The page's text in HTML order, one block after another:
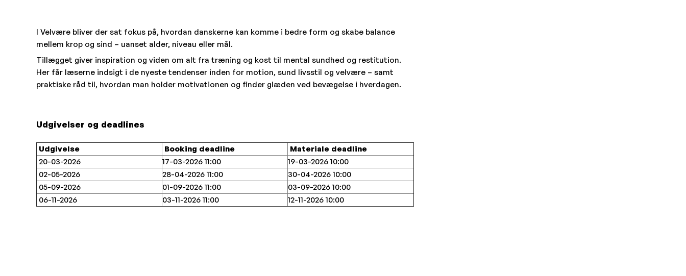
I Velvære bliver der sat fokus på, hvordan danskerne kan komme i bedre form og skabe balance
mellem krop og sind – uanset alder, niveau eller mål.
Tillægget giver inspiration og viden om alt fra træning og kost til mental sundhed og restitution.
Her får læserne indsigt i de nyeste tendenser inden for motion, sund livsstil og velvære – samt
praktiske råd til, hvordan man holder motivationen og finder glæden ved bevægelse i hverdagen.
Udgivelser og deadlines
Udgivelse Booking deadline
Materiale deadline
20-03-2026
17-03-2026 11:00
19-03-2026 10:00
02-05-2026
28-04-2026 11:00
30-04-2026 10:00
05-09-2026
01-09-2026 11:00
03-09-2026 10:00
06-11-2026
03-11-2026 11:00 12-11-2026 10:00